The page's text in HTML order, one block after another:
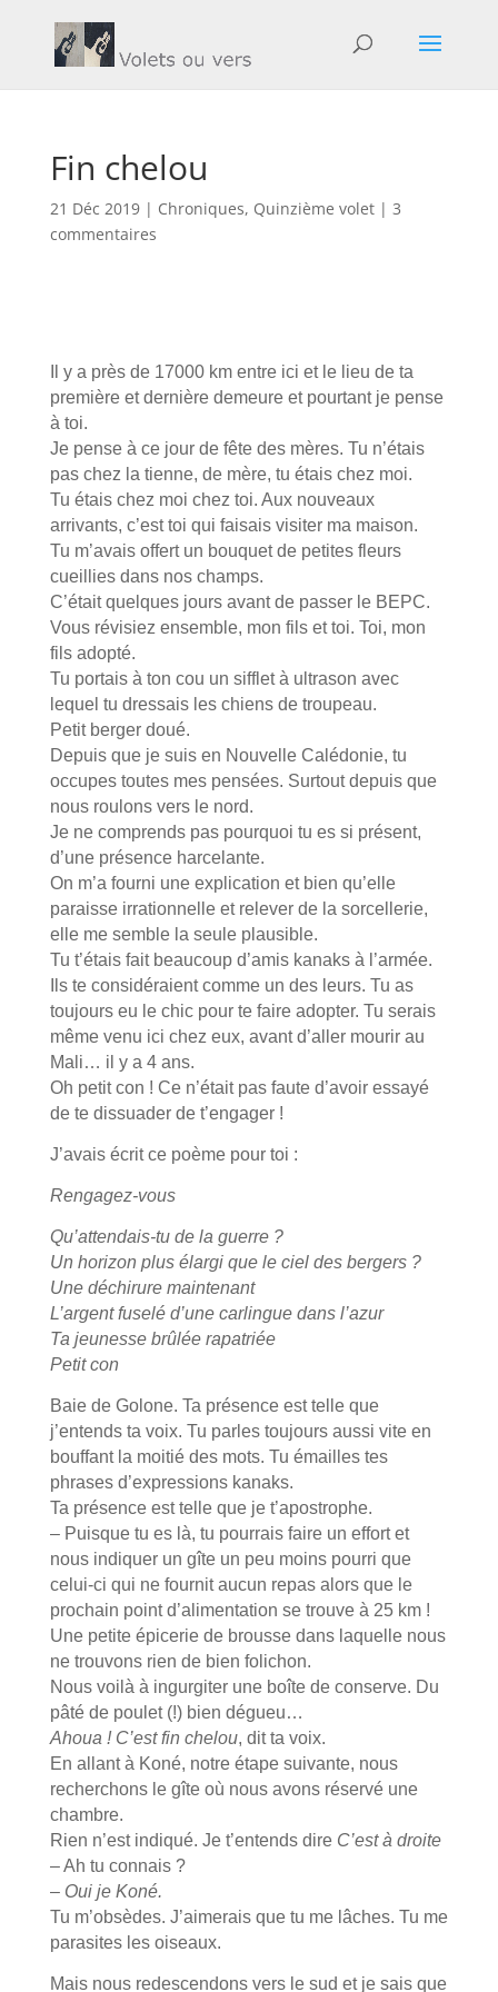
Fin chelou
21 Déc 2019| Chroniques, Quinzième volet| 3
commentaires
Il y a près de 17000 km entre ici et le lieu de ta
première et dernière demeure et pourtant je pense
à toi.
Je pense à ce jour de fête des mères. Tu n’étais
pas chez la tienne, de mère, tu étais chez moi.
Tu étais chez moi chez toi. Aux nouveaux
arrivants, c’est toi qui faisais visiter ma maison.
Tu m’avais offert un bouquet de petites fleurs
cueillies dans nos champs.
C’était quelques jours avant de passer le BEPC.
Vous révisiez ensemble, mon fils et toi. Toi, mon
fils adopté.
Tu portais à ton cou un sifflet à ultrason avec
lequel tu dressais les chiens de troupeau.
Petit berger doué.
Depuis que je suis en Nouvelle Calédonie, tu
occupes toutes mes pensées. Surtout depuis que
nous roulons vers le nord.
Je ne comprends pas pourquoi tu es si présent,
d’une présence harcelante.
On m’a fourni une explication et bien qu’elle
paraisse irrationnelle et relever de la sorcellerie,
elle me semble la seule plausible.
Tu t’étais fait beaucoup d’amis kanaks à l’armée.
Ils te considéraient comme un des leurs. Tu as
toujours eu le chic pour te faire adopter. Tu serais
même venu ici chez eux, avant d’aller mourir au
Mali… il y a 4 ans.
Oh petit con ! Ce n’était pas faute d’avoir essayé
de te dissuader de t’engager !
J’avais écrit ce poème pour toi :
Rengagez-vous
Qu’attendais-tu de la guerre ?
Un horizon plus élargi que le ciel des bergers ?
Une déchirure maintenant
L’argent fuselé d’une carlingue dans l’azur
Ta jeunesse brûlée rapatriée
Petit con
Baie de Golone. Ta présence est telle que
j’entends ta voix. Tu parles toujours aussi vite en
bouffant la moitié des mots. Tu émailles tes
phrases d’expressions kanaks.
Ta présence est telle que je t’apostrophe.
– Puisque tu es là, tu pourrais faire un effort et
nous indiquer un gîte un peu moins pourri que
celui-ci qui ne fournit aucun repas alors que le
prochain point d’alimentation se trouve à 25 km !
Une petite épicerie de brousse dans laquelle nous
ne trouvons rien de bien folichon.
Nous voilà à ingurgiter une boîte de conserve. Du
pâté de poulet (!) bien dégueu…
Ahoua ! C’est fin chelou, dit ta voix.
En allant à Koné, notre étape suivante, nous
recherchons le gîte où nous avons réservé une
chambre.
Rien n’est indiqué. Je t’entends dire C’est à droite
– Ah tu connais ?
– Oui je Koné.
Tu m’obsèdes. J’aimerais que tu me lâches. Tu me
parasites les oiseaux.
Mais nous redescendons vers le sud et je sais que